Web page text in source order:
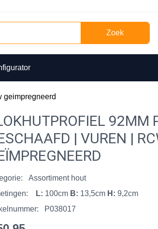
Zoek
geimpregneerd
92MM
| VUREN |
Assortiment hout
L: 100cm B: 13,5cm H: 9,2cm
P038017